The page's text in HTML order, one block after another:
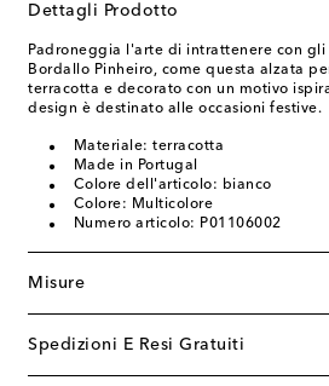
Dettagli Prodotto
Padroneggia l'arte di intrattenere con
Bordallo Pinheiro, come questa alzata
terracotta e decorato con un motivo
design è destinato alle occasioni festive.
Materiale: terracotta
Made in Portugal
Colore dell'articolo: bianco
Colore: Multicolore
Numero articolo: P01106002
Misure
Spedizioni E Resi Gratuiti